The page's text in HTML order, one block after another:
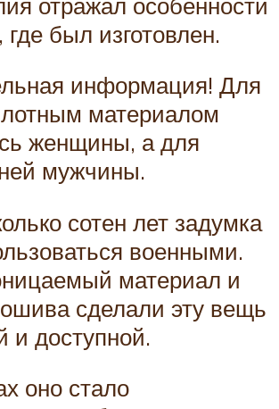
где был изготовлен.
информация! Для
материалом
женщины, а для
мужчины.
сотен лет задумка
военными.
материал и
сделали эту вещь
и доступной.
оно стало